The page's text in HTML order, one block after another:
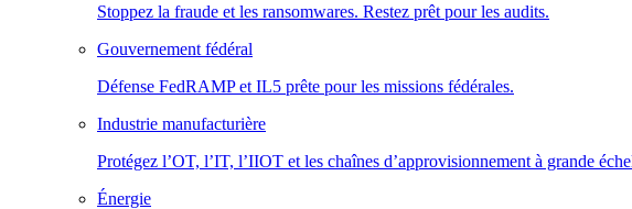
Stoppez la fraude et les ransomwares. Restez prêt pour les audits.
Gouvernement fédéral
Défense FedRAMP et IL5 prête pour les missions fédérales.
Industrie manufacturière
Protégez l’OT, l’IT, l’IIOT et les chaînes d’approvisionnement à grande
Énergie